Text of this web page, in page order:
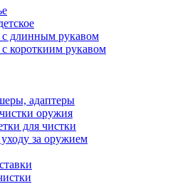
длинным рукавом
короткиим рукавом
адаптеры
оружия
для чистки
за оружием